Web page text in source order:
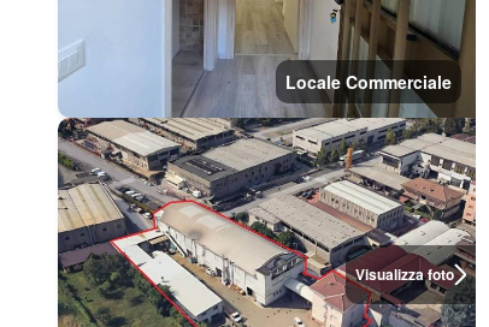
Locale Commerciale
Visualizza foto